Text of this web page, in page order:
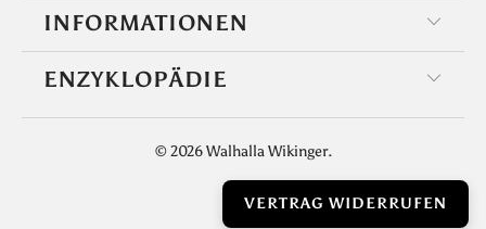
INFORMATIONEN
ENZYKLOPÄDIE
© 2026Walhalla Wikinger.
VERTRAG WIDERRUFEN